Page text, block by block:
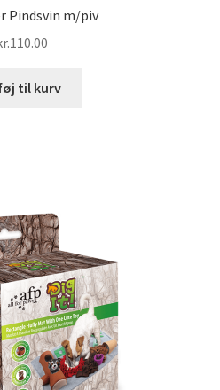
Pindsvin m/piv
110.00
til kurv